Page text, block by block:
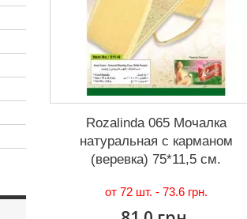
Rozalinda 065 Мочалка
натуральная с карманом
(веревка) 75*11,5 см.
от 72 шт. - 73.6 грн.